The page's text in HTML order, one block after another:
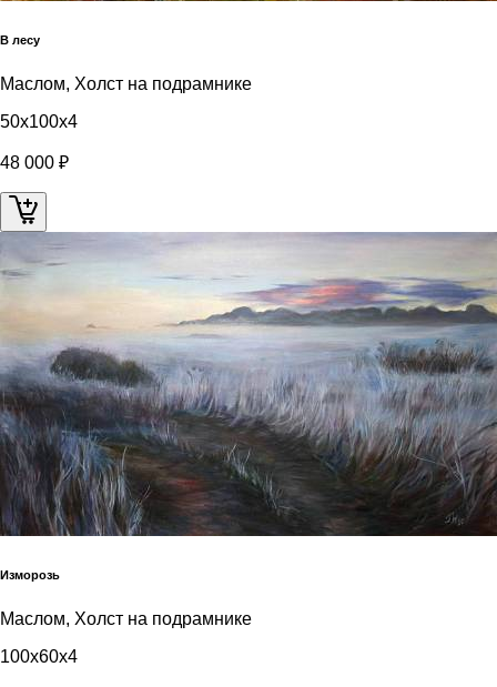
В лесу
Маслом, Холст на подрамнике
50x100x4
48 000 ₽
Изморозь
Маслом, Холст на подрамнике
100x60x4